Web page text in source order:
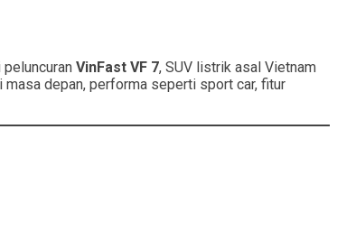
VinFast VF 7, SUV listrik asal Vietnam
depan, performa seperti sport car, fitur